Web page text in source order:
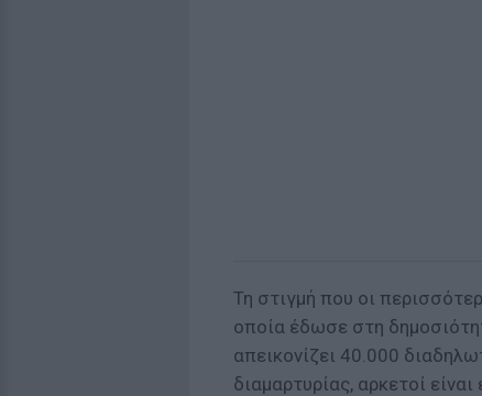
Τη στιγμή που οι
οποία έδωσε στη
απεικονίζει 40.000
διαμαρτυρίας, αρκετοί